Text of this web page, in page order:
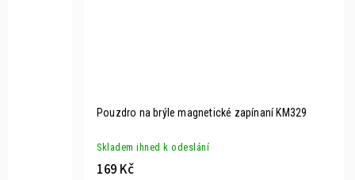
Pouzdro na brýle magnetické zapínaní KM329
Skladem ihned k odeslání
169 Kč